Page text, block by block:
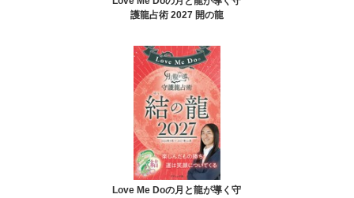
護龍占術 2027 開の龍
Love Me Doの月と龍が導く守